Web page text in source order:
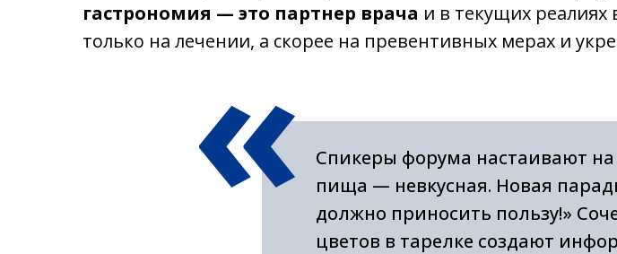
гастрономия — это партнер врача и в текущих реалиях
только на лечении, а скорее на превентивных мерах и
Спикеры форума настаивают
пища — невкусная. Новая
должно приносить пользу!»
цветов в тарелке создают
«